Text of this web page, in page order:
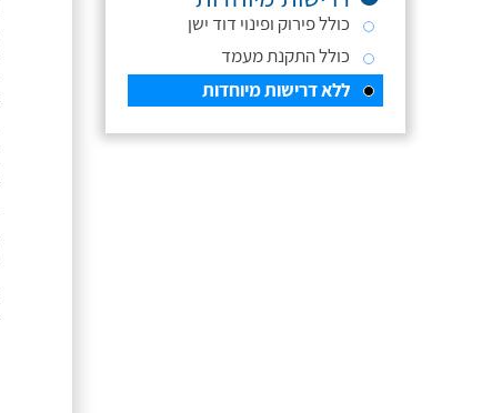
כולל פירוק ופינוי דוד ישן
כולל התקנת מעמד
ללא דרישות מיוחדות